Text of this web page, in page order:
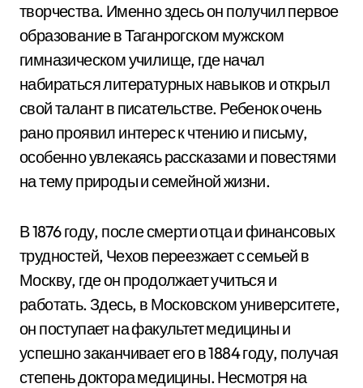
творчества. Именно здесь он получил первое
образование в Таганрогском мужском
гимназическом училище, где начал
набираться литературных навыков и открыл
свой талант в писательстве. Ребенок очень
рано проявил интерес к чтению и письму,
особенно увлекаясь рассказами и повестями
на тему природы и семейной жизни.
В 1876 году, после смерти отца и финансовых
трудностей, Чехов переезжает с семьей в
Москву, где он продолжает учиться и
работать. Здесь, в Московском университете,
он поступает на факультет медицины и
успешно заканчивает его в 1884 году, получая
степень доктора медицины. Несмотря на